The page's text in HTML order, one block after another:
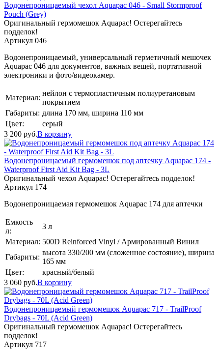
Водонепроницаемый чехол Aquapac 046 - Small Stormproof
Pouch (Grey)
Оригинальный гермомешок Aquapac! Остерегайтесь
подделок!
Артикул 046
Водонепроницаемый, универсальный герметичный мешочек
Aquapac 046 для документов, важных вещей, портативной
электроники и фото/видеокамер.
Материал:
нейлон с термопластичным полиуретановым
покрытием
Габариты: длина 170 мм, ширина 110 мм
Цвет:
серый
3 200 руб.В корзину
Водонепроницаемый гермомешок под аптечку Aquapac 174 -
Waterproof First Aid Kit Bag - 3L
Оригинальный чехол Aquapac! Остерегайтесь подделок!
Артикул 174
Водонепроницаемая гермомешок Aquapac 174 для аптечки
Емкость
л:
3 л
Материал: 500D Reinforced Vinyl / Армированный Винил
Габариты:
высота 330/200 мм (сложенное состояние), ширина
165 мм
Цвет:
красный/белый
3 060 руб.В корзину
Водонепроницаемый гермомешок Aquapac 717 - TrailProof
Drybags - 70L (Acid Green)
Оригинальный гермомешок Aquapac! Остерегайтесь
подделок!
Артикул 717